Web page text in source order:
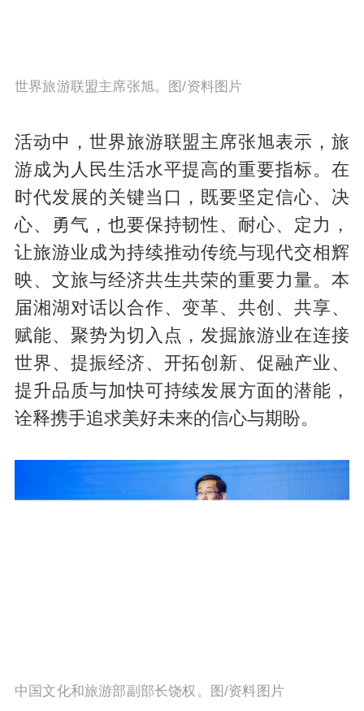
世界旅游联盟主席张旭。图/资料图片
活动中，世界旅游联盟主席张旭表示，旅
游成为人民生活水平提高的重要指标。在
时代发展的关键当口，既要坚定信心、决
心、勇气，也要保持韧性、耐心、定力，
让旅游业成为持续推动传统与现代交相辉
映、文旅与经济共生共荣的重要力量。本
届湘湖对话以合作、变革、共创、共享、
赋能、聚势为切入点，发掘旅游业在连接
世界、提振经济、开拓创新、促融产业、
提升品质与加快可持续发展方面的潜能，
诠释携手追求美好未来的信心与期盼。
中国文化和旅游部副部长饶权。图/资料图片